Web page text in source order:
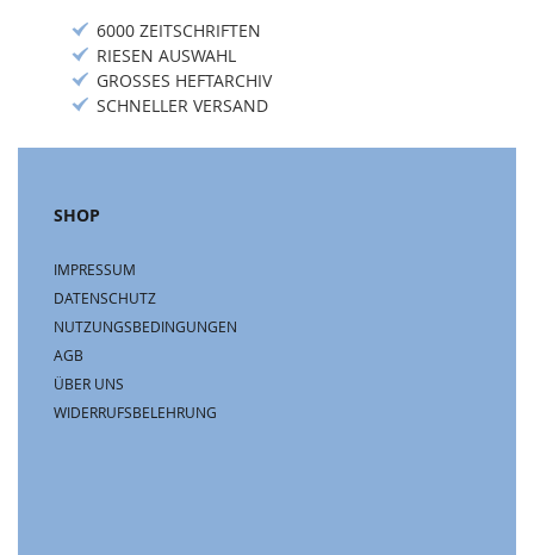
6000 ZEITSCHRIFTEN
RIESEN AUSWAHL
GROSSES HEFTARCHIV
SCHNELLER VERSAND
SHOP
IMPRESSUM
DATENSCHUTZ
NUTZUNGSBEDINGUNGEN
AGB
ÜBER UNS
WIDERRUFSBELEHRUNG